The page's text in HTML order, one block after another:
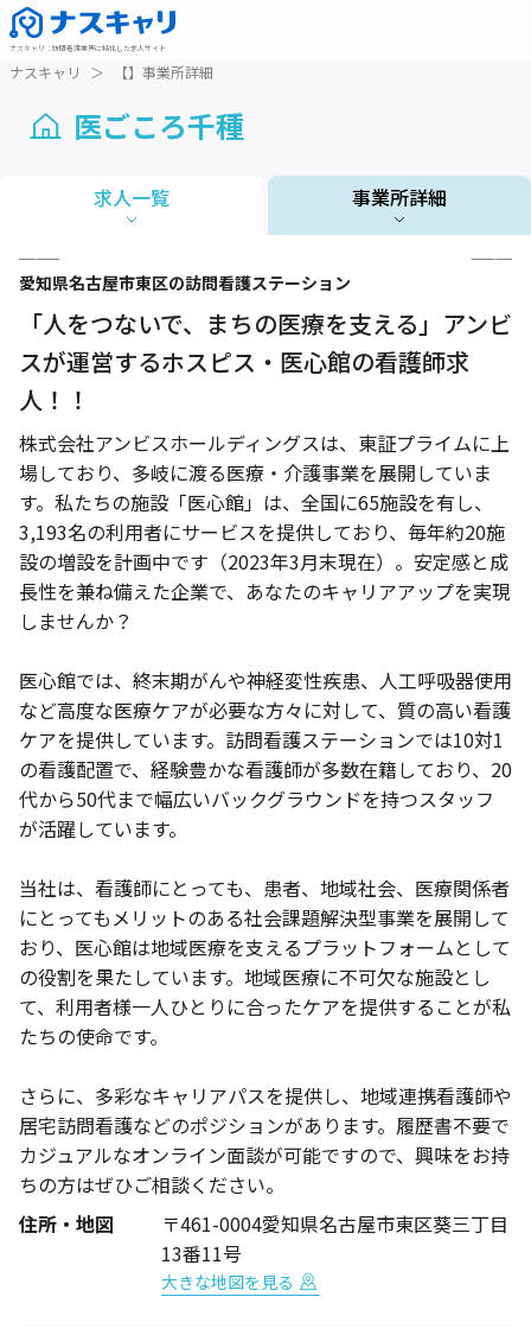
ナスキャリ ： 訪問看護業界に特化した求人サイト
ナスキャリ ＞ 【】事業所詳細
医ごころ千種
求人一覧 事業所詳細
1 / 2
愛知県名古屋市東区の訪問看護ステーション
「人をつないで、まちの医療を支える」アンビ
スが運営するホスピス・医心館の看護師求
人！！
株式会社アンビスホールディングスは、東証プライムに上
場しており、多岐に渡る医療・介護事業を展開していま
す。私たちの施設「医心館」は、全国に65施設を有し、
3,193名の利用者にサービスを提供しており、毎年約20施
設の増設を計画中です（2023年3月末現在）。安定感と成
長性を兼ね備えた企業で、あなたのキャリアアップを実現
しませんか？
医心館では、終末期がんや神経変性疾患、人工呼吸器使用
など高度な医療ケアが必要な方々に対して、質の高い看護
ケアを提供しています。訪問看護ステーションでは10対1
の看護配置で、経験豊かな看護師が多数在籍しており、20
代から50代まで幅広いバックグラウンドを持つスタッフ
が活躍しています。
当社は、看護師にとっても、患者、地域社会、医療関係者
にとってもメリットのある社会課題解決型事業を展開して
おり、医心館は地域医療を支えるプラットフォームとして
の役割を果たしています。地域医療に不可欠な施設とし
て、利用者様一人ひとりに合ったケアを提供することが私
たちの使命です。
さらに、多彩なキャリアパスを提供し、地域連携看護師や
居宅訪問看護などのポジションがあります。履歴書不要で
カジュアルなオンライン面談が可能ですので、興味をお持
ちの方はぜひご相談ください。
住所・地図
〒461-0004愛知県名古屋市東区葵三丁目
13番11号
大きな地図を見る